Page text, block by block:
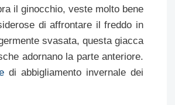
il ginocchio, veste molto bene
di affrontare il freddo in
svasata, questa giacca
adornano la parte anteriore.
di abbigliamento invernale dei